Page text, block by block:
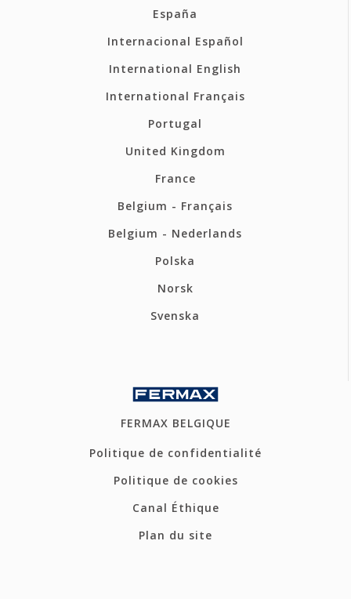
España
Internacional Español
International English
International Français
Portugal
United Kingdom
France
Belgium - Français
Belgium - Nederlands
Polska
Norsk
Svenska
FERMAX BELGIQUE
Politique de confidentialité
Politique de cookies
Canal Éthique
Plan du site